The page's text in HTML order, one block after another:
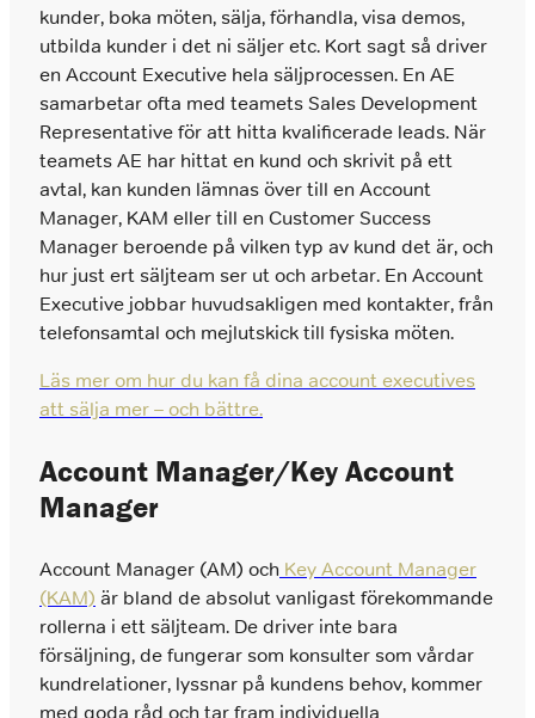
kunder, boka möten, sälja, förhandla, visa demos,
utbilda kunder i det ni säljer etc. Kort sagt så driver
en Account Executive hela säljprocessen. En AE
samarbetar ofta med teamets Sales Development
Representative för att hitta kvalificerade leads. När
teamets AE har hittat en kund och skrivit på ett
avtal, kan kunden lämnas över till en Account
Manager, KAM eller till en Customer Success
Manager beroende på vilken typ av kund det är, och
hur just ert säljteam ser ut och arbetar. En Account
Executive jobbar huvudsakligen med kontakter, från
telefonsamtal och mejlutskick till fysiska möten.
Läs mer om hur du kan få dina account executives
att sälja mer – och bättre.
Account Manager/Key Account
Manager
Account Manager (AM) och Key Account Manager
(KAM) är bland de absolut vanligast förekommande
rollerna i ett säljteam. De driver inte bara
försäljning, de fungerar som konsulter som vårdar
kundrelationer, lyssnar på kundens behov, kommer
med goda råd och tar fram individuella